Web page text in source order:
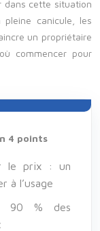
dans cette situation
canicule, les
un propriétaire
commencer pour
4 points
le prix : un
à l’usage
90 % des